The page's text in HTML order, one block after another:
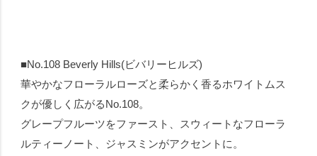
■No.108 Beverly Hills(ビバリーヒルズ)
華やかなフローラルローズと柔らかく香るホワイトムス
クが優しく広がるNo.108。
グレープフルーツをファースト、スウィートなフローラ
ルティーノート、ジャスミンがアクセントに。